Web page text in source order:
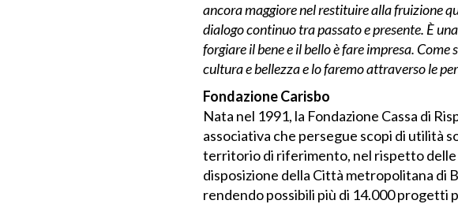
ancora maggiore nel restituire alla fruizione
dialogo continuo tra passato e presente. È
forgiare il bene e il bello è fare impresa.
cultura e bellezza e lo faremo attraverso le
Fondazione Carisbo
Nata nel 1991, la Fondazione Cassa di
associativa che persegue scopi di utilità
territorio di riferimento, nel rispetto delle
disposizione della Città metropolitana di
rendendo possibili più di 14.000 progetti